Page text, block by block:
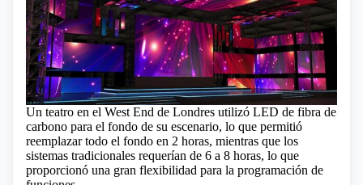
Un teatro en el West End de Londres utilizó LED de fibra de
carbono para el fondo de su escenario, lo que permitió
reemplazar todo el fondo en 2 horas, mientras que los
sistemas tradicionales requerían de 6 a 8 horas, lo que
proporcionó una gran flexibilidad para la programación de